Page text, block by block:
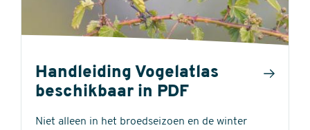
Handleiding Vogelatlas
beschikbaar in PDF
Niet alleen in het broedseizoen en de winter